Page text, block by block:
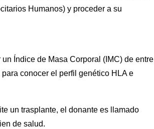
Humanos) y proceder a su
Índice de Masa Corporal (IMC) de entre
conocer el perfil genético HLA e
un trasplante, el donante es llamado
de salud.